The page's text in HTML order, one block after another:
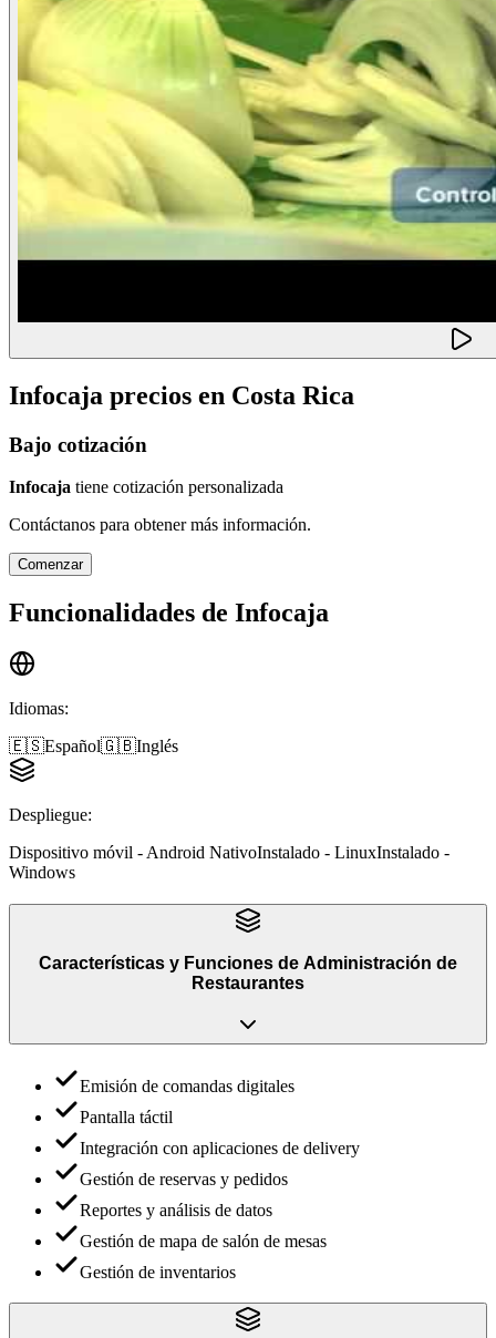
Infocaja precios en Costa Rica
Bajo cotización
Infocaja tiene cotización personalizada
Contáctanos para obtener más información.
Comenzar
Funcionalidades de Infocaja
Idiomas:
🇪🇸Español🇬🇧Inglés
Despliegue:
Dispositivo móvil - Android NativoInstalado - LinuxInstalado -
Windows
Características y Funciones de Administración de
Restaurantes
Emisión de comandas digitales
Pantalla táctil
Integración con aplicaciones de delivery
Gestión de reservas y pedidos
Reportes y análisis de datos
Gestión de mapa de salón de mesas
Gestión de inventarios